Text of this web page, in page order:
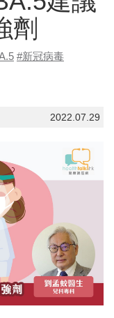
劑
#新冠病毒
2022.07.29